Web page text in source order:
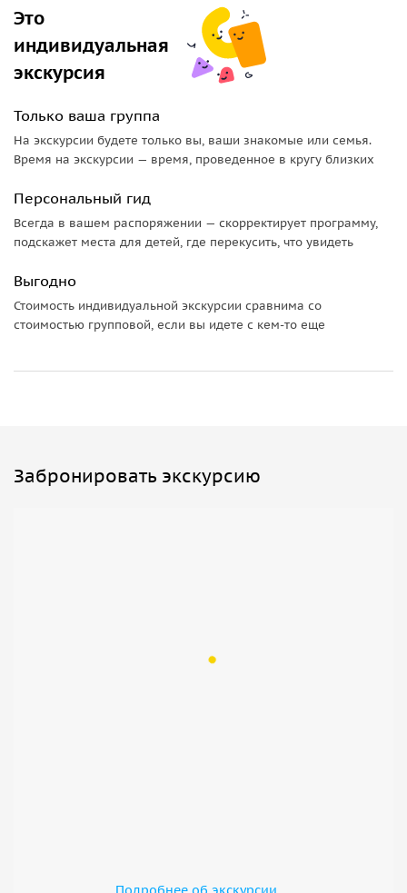
форму галереи. Зрелище великолепное, незабываемое,
впечатляющее. Отдохнуть в этой зеленой и спокойной
гавани от шумной городской толпы и работы — одно
удовольствие. Используем этот шанс?
Это
индивидуальная
экскурсия
Только ваша группа
На экскурсии будете только вы, ваши знакомые или семья.
Время на экскурсии — время, проведенное в кругу близких
Персональный гид
Всегда в вашем распоряжении — скорректирует программу,
подскажет места для детей, где перекусить, что увидеть
Выгодно
Стоимость индивидуальной экскурсии сравнима со
стоимостью групповой, если вы идете с кем-то еще
Забронировать экскурсию